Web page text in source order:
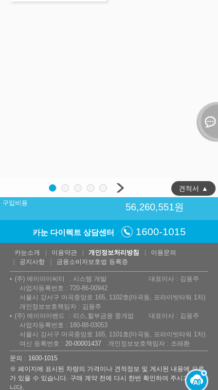
구입비용 56,260,551원
견적서 ▲
카눈 다이렉트 상담센터 1600-1015
카눈소개 이용약관 개인정보처리방침
이용문의
공지사항
금융소비자보호법 등록증
(주) 에이아이씨티 시스템 개발
대표이사 : 김용주
사업자등록번호 : 720-86-00942
서울시 강서구 마곡중앙로 165, 1102호(마곡동, 프라이빗타워 1차)
개인정보보호책임자 : 김용주
(주) 에이아이밴드
리스,할부금융 중개업
대표이사 : 김용주
사업자등록번호 : 180-88-03053
서울시 강서구 마곡중앙로 165, 1101호(마곡동, 프라이빗타워 1차)
여신 등록번호 : 20-00001437
개인정보보호책임자 : 조래환
문의 : 1600-1015
※ 페이지에 표시된 차량의 가격이나 견적정보 및 게시된 내용에 오류
가 있을 수 있습니다. 구매 계약 전에 다시 한번 확인하여 주시기 바랍
니다.